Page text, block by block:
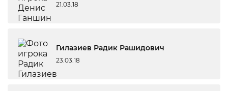
21.03.18
Гилазиев Радик Рашидович
23.03.18